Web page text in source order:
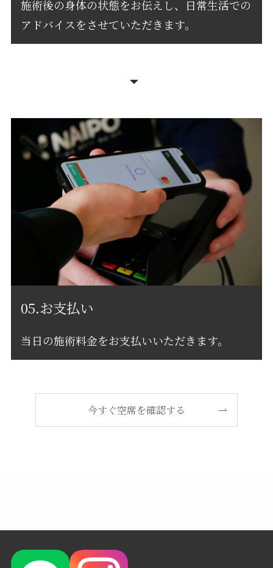
施術後の身体の状態をお伝えし、日常生活での
アドバイスをさせていただきます。
05.お支払い
当日の施術料金をお支払いいただきます。
今すぐ空席を確認する